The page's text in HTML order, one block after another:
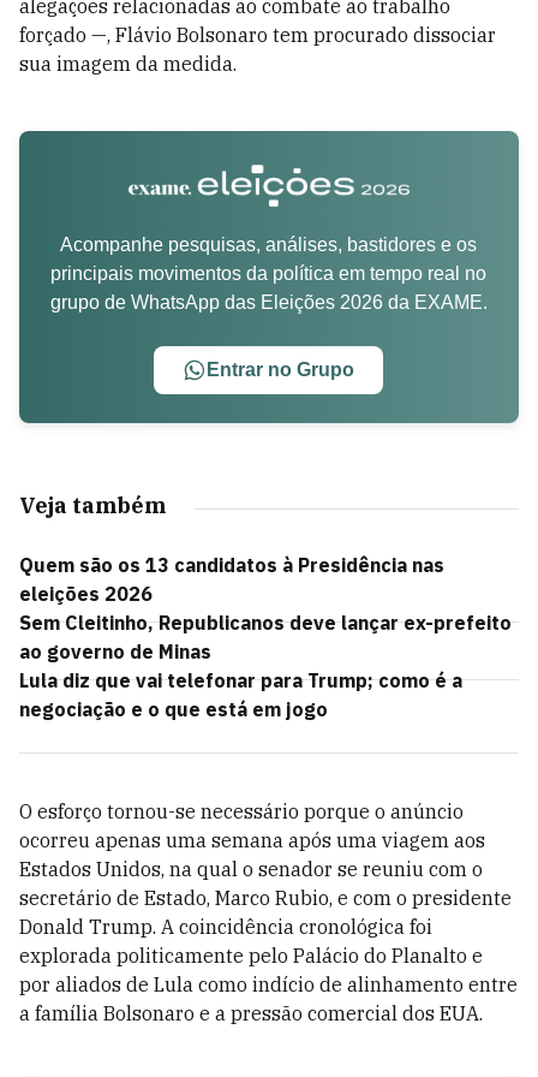
alegações relacionadas ao combate ao trabalho
forçado —, Flávio Bolsonaro tem procurado dissociar
sua imagem da medida.
Acompanhe pesquisas, análises, bastidores e os
principais movimentos da política em tempo real no
grupo de WhatsApp das Eleições 2026 da EXAME.
Entrar no Grupo
Veja também
Quem são os 13 candidatos à Presidência nas
eleições 2026
Sem Cleitinho, Republicanos deve lançar ex-prefeito
ao governo de Minas
Lula diz que vai telefonar para Trump; como é a
negociação e o que está em jogo
O esforço tornou-se necessário porque o anúncio
ocorreu apenas uma semana após uma viagem aos
Estados Unidos, na qual o senador se reuniu com o
secretário de Estado, Marco Rubio, e com o presidente
Donald Trump. A coincidência cronológica foi
explorada politicamente pelo Palácio do Planalto e
por aliados de Lula como indício de alinhamento entre
a família Bolsonaro e a pressão comercial dos EUA.